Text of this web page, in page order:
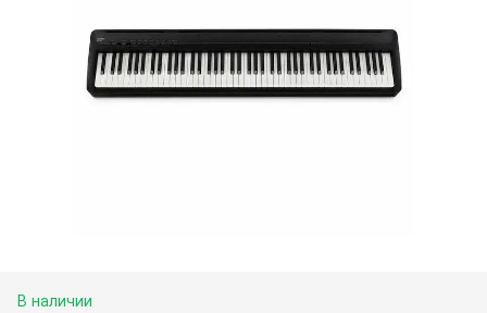
В наличии